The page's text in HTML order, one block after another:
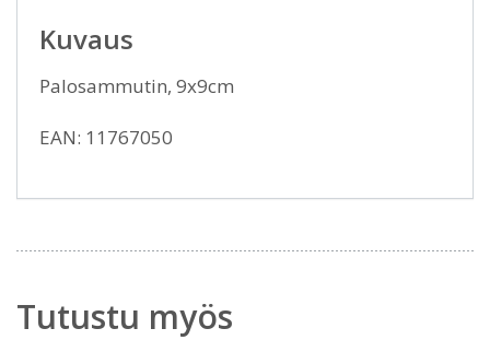
Kuvaus
Palosammutin, 9x9cm
EAN: 11767050
Tutustu myös